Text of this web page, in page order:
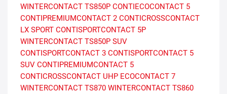
WINTERCONTACT TS850P CONTIECOCONTACT 5
CONTIPREMIUMCONTACT 2 CONTICROSSCONTACT
LX SPORT CONTISPORTCONTACT 5P
WINTERCONTACT TS850P SUV
CONTISPORTCONTACT 3 CONTISPORTCONTACT 5
SUV CONTIPREMIUMCONTACT 5
CONTICROSSCONTACT UHP ECOCONTACT 7
WINTERCONTACT TS870 WINTERCONTACT TS860